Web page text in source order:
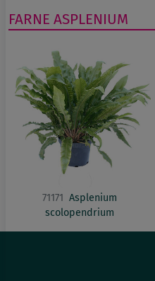
FARNE ASPLENIUM
71171 Asplenium
scolopendrium